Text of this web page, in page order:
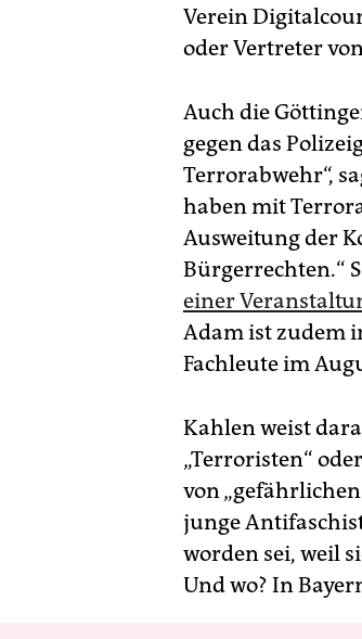
Verein
oder Vertreter
Auch die
gegen das
Terrorabwehr“,
haben mit
Ausweitung der
Bürgerrechten.“
einer
Adam ist zudem
Fachleute im
Kahlen weist
„Terroristen“
von
junge
worden sei, weil
Und wo? In